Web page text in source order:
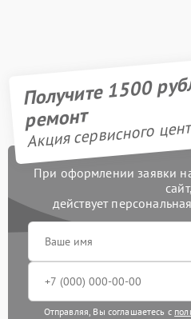
Получите 1500
ремонт
Акция сервисного
При оформлении заявки
сайт,
действует
Отправляя, Вы соглашаетесь с